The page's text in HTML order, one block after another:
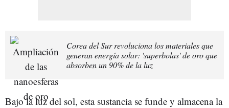
Corea del Sur revoluciona los materiales que
generan energía solar: 'superbolas' de oro que
absorben un 90% de la luz
Bajo la luz del sol, esta sustancia se funde y almacena la